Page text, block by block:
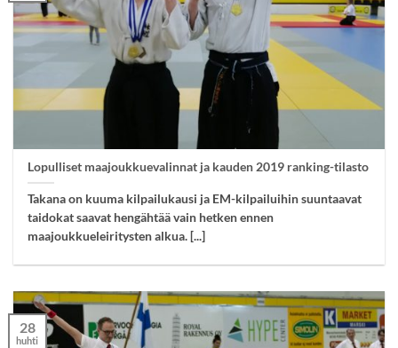
Lopulliset maajoukkuevalinnat ja kauden 2019 ranking-tilasto
Takana on kuuma kilpailukausi ja EM-kilpailuihin suuntaavat
taidokat saavat hengähtää vain hetken ennen
maajoukkueleiritysten alkua. [...]
28
huhti